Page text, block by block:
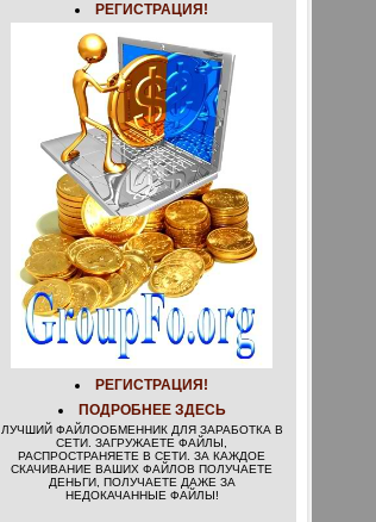
РЕГИСТРАЦИЯ!
РЕГИСТРАЦИЯ!
ПОДРОБНЕЕ ЗДЕСЬ
ЛУЧШИЙ ФАЙЛООБМЕННИК ДЛЯ ЗАРАБОТКА В
СЕТИ. ЗАГРУЖАЕТЕ ФАЙЛЫ,
РАСПРОСТРАНЯЕТЕ В СЕТИ. ЗА КАЖДОЕ
СКАЧИВАНИЕ ВАШИХ ФАЙЛОВ ПОЛУЧАЕТЕ
ДЕНЬГИ, ПОЛУЧАЕТЕ ДАЖЕ ЗА
НЕДОКАЧАННЫЕ ФАЙЛЫ!